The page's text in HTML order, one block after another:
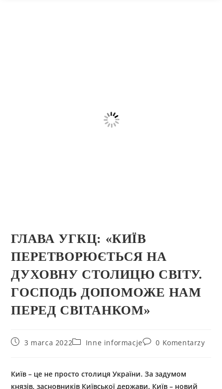
ГЛАВА УГКЦ: «КИЇВ
ПЕРЕТВОРЮЄТЬСЯ НА
ДУХОВНУ СТОЛИЦЮ СВІТУ.
ГОСПОДЬ ДОПОМОЖЕ НАМ
ПЕРЕД СВІТАНКОМ»
3 marca 2022 Inne informacje 0 Komentarzy
Київ – це не просто столиця України. За задумом
князів, засновників Київської держави, Київ – новий